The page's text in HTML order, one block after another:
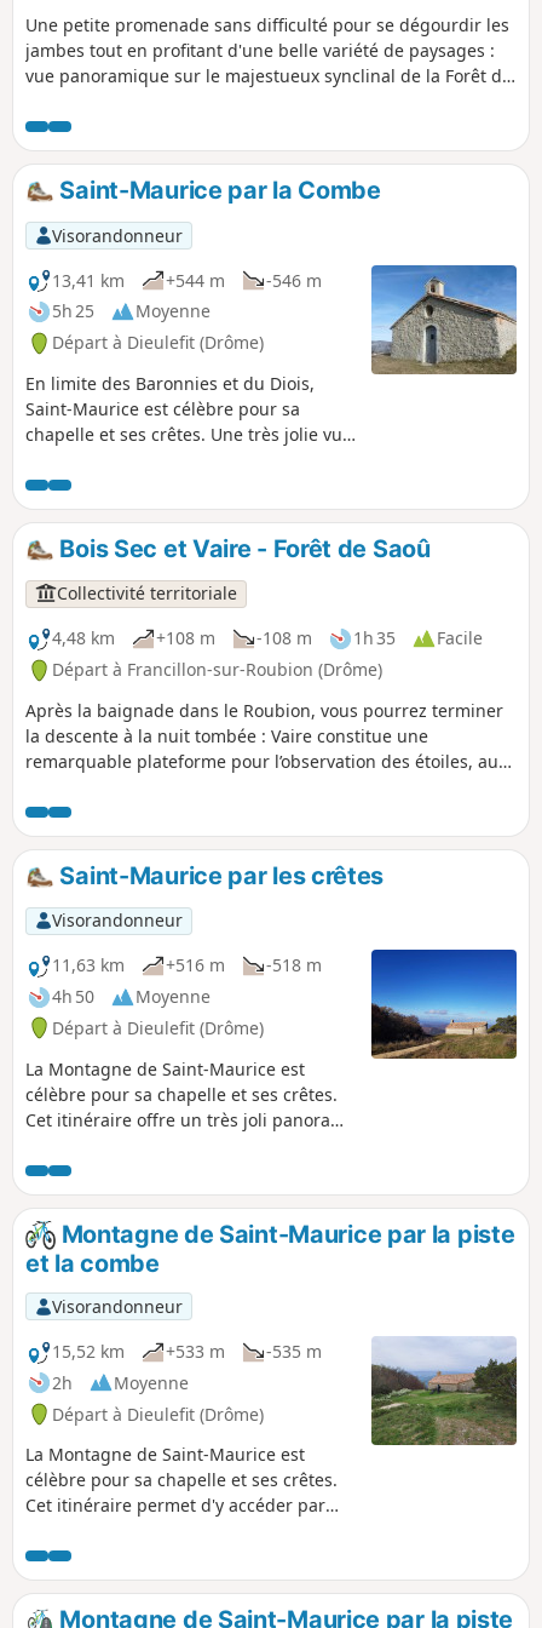
Une petite promenade sans difficulté pour se dégourdir les
jambes tout en profitant d'une belle variété de paysages :
vue panoramique sur le majestueux synclinal de la Forêt de
trempette, et même des champs de lavande pour conclure
avant de traverser le joli village de Francillon.
Saint-Maurice par la Combe
Visorandonneur
13,41 km
+544 m
-546 m
5h 25
Moyenne
Départ à Dieulefit (Drôme)
En limite des Baronnies et du Diois,
Saint-Maurice est célèbre pour sa
chapelle et ses crêtes. Une très jolie vue
Saoû, des Trois Becs à Roche Colombe,
le Grand Delmas et la Montagne de
Couspeau, au Sud la Montagne de la
Lance et par temps clair le Mont
Ventoux.
Bois Sec et Vaire - Forêt de Saoû
Collectivité territoriale
4,48 km
+108 m -108 m 1h 35
Facile
Départ à Francillon-sur-Roubion (Drôme)
Après la baignade dans le Roubion, vous pourrez terminer
la descente à la nuit tombée : Vaire constitue une
remarquable plateforme pour l’observation des étoiles, au
impraticable en cas de crue du Roubion.
Saint-Maurice par les crêtes
Visorandonneur
11,63 km
+516 m
-518 m
4h 50
Moyenne
Départ à Dieulefit (Drôme)
La Montagne de Saint-Maurice est
célèbre pour sa chapelle et ses crêtes.
Cet itinéraire offre un très joli panorama
Delmas et la Montagne de Couspeau, au
Sud la Montagne de la Lance et par
temps clair le Mont Ventoux.
Montagne de Saint-Maurice par la piste
et la combe
Visorandonneur
15,52 km
+533 m
-535 m
2h
Moyenne
Départ à Dieulefit (Drôme)
La Montagne de Saint-Maurice est
célèbre pour sa chapelle et ses crêtes.
Cet itinéraire permet d'y accéder par
d'une très jolie vue avec un magnifique
panorama à 360°, avec au Nord les Trois
Becs, le Grand Delmas et la Montagne
Montagne de Saint-Maurice par la piste